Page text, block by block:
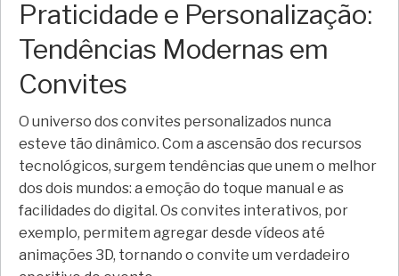
Praticidade e Personalização:
Tendências Modernas em
Convites
O universo dos convites personalizados nunca
esteve tão dinâmico. Com a ascensão dos recursos
tecnológicos, surgem tendências que unem o melhor
dos dois mundos: a emoção do toque manual e as
facilidades do digital. Os convites interativos, por
exemplo, permitem agregar desde vídeos até
animações 3D, tornando o convite um verdadeiro